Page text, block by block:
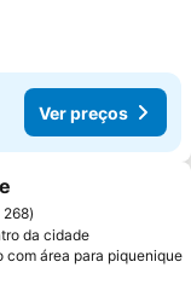
Ver preços
favoritos
268
da cidade
com área para piquenique